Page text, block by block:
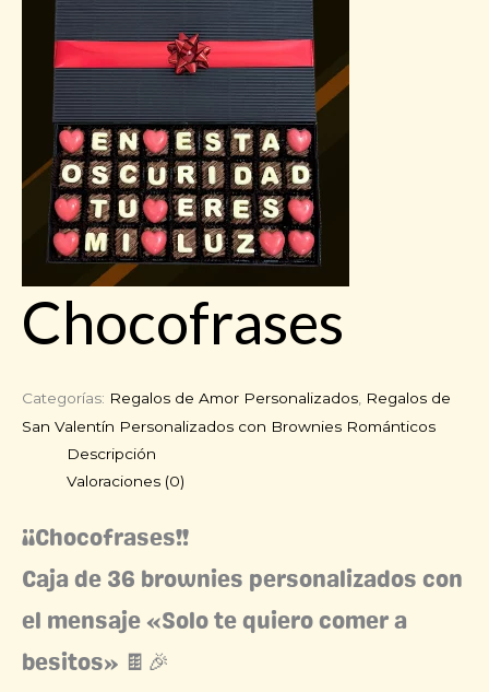
Chocofrases
Categorías: Regalos de Amor Personalizados, Regalos de
San Valentín Personalizados con Brownies Románticos
Descripción
Valoraciones (0)
¡¡Chocofrases!!
Caja de 36 brownies personalizados con
el mensaje «Solo te quiero comer a
besitos» 🍫🎉